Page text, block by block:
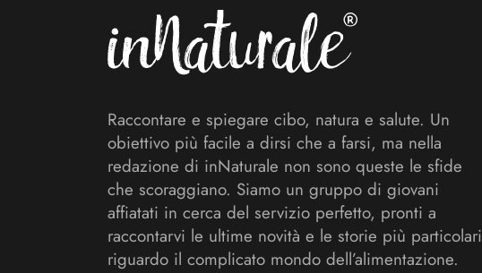
Raccontare e spiegare cibo, natura e salute. Un
obiettivo più facile a dirsi che a farsi, ma nella
redazione di inNaturale non sono queste le sfide
che scoraggiano. Siamo un gruppo di giovani
affiatati in cerca del servizio perfetto, pronti a
raccontarvi le ultime novità e le storie più particolari
riguardo il complicato mondo dell’alimentazione.